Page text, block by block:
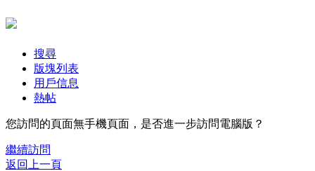
搜尋
版塊列表
用戶信息
熱帖
您訪問的頁面無手機頁面，是否進一步訪問電腦版？
繼續訪問
返回上一頁